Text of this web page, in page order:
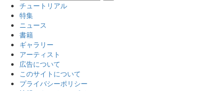
チュートリアル
特集
ニュース
書籍
ギャラリー
アーティスト
広告について
このサイトについて
プライバシーポリシー